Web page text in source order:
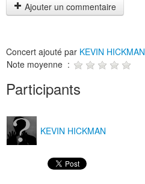
Ajouter un commentaire
Concert ajouté par KEVIN HICKMAN
Note moyenne :
Participants
KEVIN HICKMAN